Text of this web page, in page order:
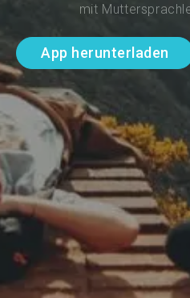
mit
App herunterladen